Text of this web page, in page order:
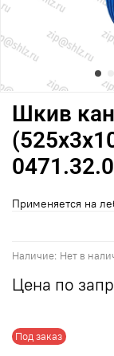
Наличие: Нет в
Под заказ
Шкив
Цена по
Применяется на